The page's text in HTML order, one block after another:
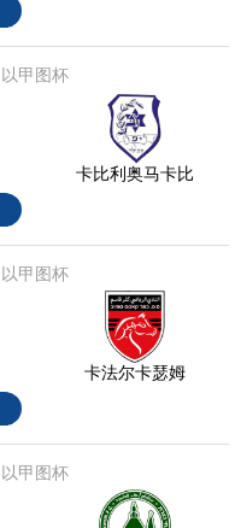
以甲图杯
卡比利奥马卡比
以甲图杯
卡法尔卡瑟姆
以甲图杯